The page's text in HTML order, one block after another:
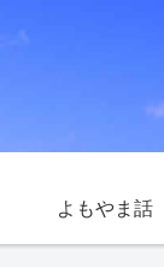
よもやま話